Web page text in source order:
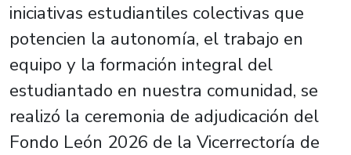
iniciativas estudiantiles colectivas que
potencien la autonomía, el trabajo en
equipo y la formación integral del
estudiantado en nuestra comunidad, se
realizó la ceremonia de adjudicación del
Fondo León 2026 de la Vicerrectoría de